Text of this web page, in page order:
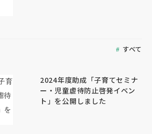
すべて
2024年度助成「子育てセミナ
ー・児童虐待防止啓発イベン
ト」を公開しました